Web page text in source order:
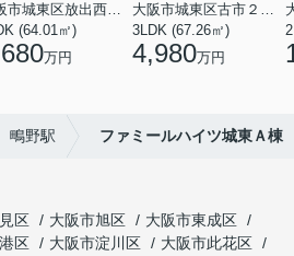
大阪市城東区放出西１丁目
(64.01㎡)
万円
大阪市城東区古市２丁目
3LDK (67.26㎡)
4,980万円
鴫野駅 ファミールハイツ城東Ａ棟
区 大阪市旭区
大阪市東成区
区 大阪市淀川区
大阪市此花区